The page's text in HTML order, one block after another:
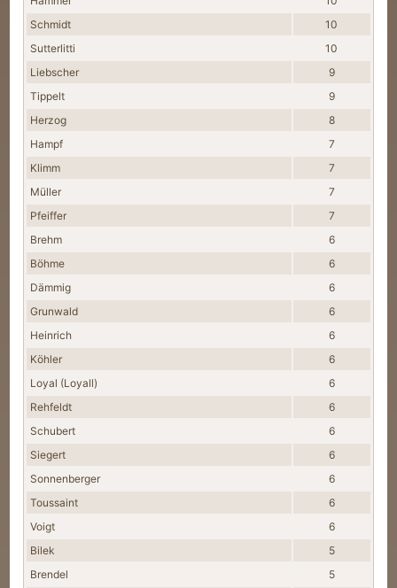
Schmidt
10
Sutterlitti
10
Liebscher
9
Tippelt
9
Herzog
8
Hampf
7
Klimm
7
Müller
7
Pfeiffer
7
Brehm
6
Böhme
6
Dämmig
6
Grunwald
6
Heinrich
6
Köhler
6
Loyal (Loyall)
6
Rehfeldt
6
Schubert
6
Siegert
6
Sonnenberger
6
Toussaint
6
Voigt
6
Bilek
5
Brendel
5